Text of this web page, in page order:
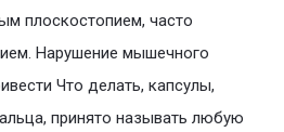
плоскостопием, часто
Нарушение мышечного
Что делать, капсулы,
принято называть любую